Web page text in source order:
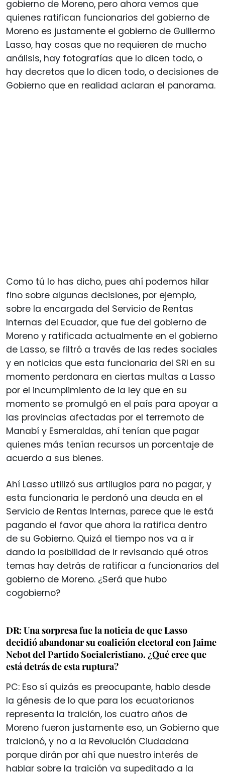
gobierno de Moreno, pero ahora vemos que
quienes ratifican funcionarios del gobierno de
Moreno es justamente el gobierno de Guillermo
Lasso, hay cosas que no requieren de mucho
análisis, hay fotografías que lo dicen todo, o
hay decretos que lo dicen todo, o decisiones de
Gobierno que en realidad aclaran el panorama.
Como tú lo has dicho, pues ahí podemos hilar
fino sobre algunas decisiones, por ejemplo,
sobre la encargada del Servicio de Rentas
Internas del Ecuador, que fue del gobierno de
Moreno y ratificada actualmente en el gobierno
de Lasso, se filtró a través de las redes sociales
y en noticias que esta funcionaria del SRI en su
momento perdonara en ciertas multas a Lasso
por el incumplimiento de la ley que en su
momento se promulgó en el país para apoyar a
las provincias afectadas por el terremoto de
Manabí y Esmeraldas, ahí tenían que pagar
quienes más tenían recursos un porcentaje de
acuerdo a sus bienes.
Ahí Lasso utilizó sus artilugios para no pagar, y
esta funcionaria le perdonó una deuda en el
Servicio de Rentas Internas, parece que le está
pagando el favor que ahora la ratifica dentro
de su Gobierno. Quizá el tiempo nos va a ir
dando la posibilidad de ir revisando qué otros
temas hay detrás de ratificar a funcionarios del
gobierno de Moreno. ¿Será que hubo
cogobierno?
DR: Una sorpresa fue la noticia de que Lasso
decidió abandonar su coalición electoral con Jaime
Nebot del Partido Socialcristiano. ¿Qué cree que
está detrás de esta ruptura?
PC: Eso sí quizás es preocupante, hablo desde
la génesis de lo que para los ecuatorianos
representa la traición, los cuatro años de
Moreno fueron justamente eso, un Gobierno que
traicionó, y no a la Revolución Ciudadana
porque dirán por ahí que nuestro interés de
hablar sobre la traición va supeditado a la